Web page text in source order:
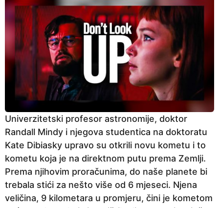
Univerzitetski profesor astronomije, doktor
Randall Mindy i njegova studentica na doktoratu
Kate Dibiasky upravo su otkrili novu kometu i to
kometu koja je na direktnom putu prema Zemlji.
Prema njihovim proračunima, do naše planete bi
trebala stići za nešto više od 6 mjeseci. Njena
veličina, 9 kilometara u promjeru, čini je kometom